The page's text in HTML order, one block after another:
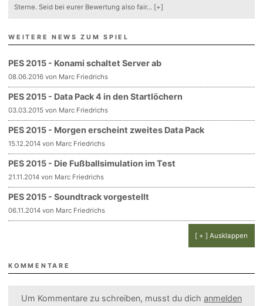
Sterne. Seid bei eurer Bewertung also fair... [+]
WEITERE NEWS ZUM SPIEL
PES 2015 - Konami schaltet Server ab
08.06.2016 von Marc Friedrichs
PES 2015 - Data Pack 4 in den Startlöchern
03.03.2015 von Marc Friedrichs
PES 2015 - Morgen erscheint zweites Data Pack
15.12.2014 von Marc Friedrichs
PES 2015 - Die Fußballsimulation im Test
21.11.2014 von Marc Friedrichs
PES 2015 - Soundtrack vorgestellt
06.11.2014 von Marc Friedrichs
[ + ] Ausklappen
KOMMENTARE
Um Kommentare zu schreiben, musst du dich anmelden